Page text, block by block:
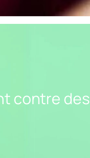
contre des